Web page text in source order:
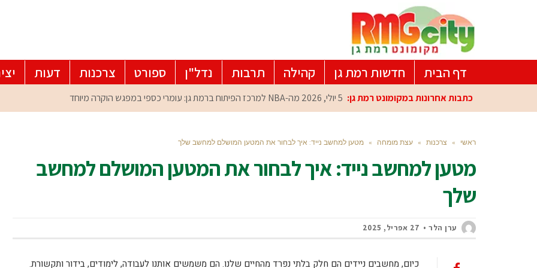
דף הבית חדשות רמת גן קהילה תרבות נדל"ן ספורט צרכנות דעות
כתבות אחרונות במקומונט רמת גן: 5 יולי, 2026 מה-NBA למרכז הפיתוח ברמת גן: עומרי כספי במפגש הוקרה מיוחד
ראשי » צרכנות » עצת מומחה » מטען למחשב נייד: איך לבחור את המטען המושלם למחשב שלך
מטען למחשב נייד: איך לבחור את המטען המושלם למחשב
שלך
ערן הלר 27 אפריל, 2025
כיום, מחשבים ניידים הם חלק בלתי נפרד מהחיים שלנו. הם משמשים אותנו לעבודה, לימודים, בידור ותקשורת.